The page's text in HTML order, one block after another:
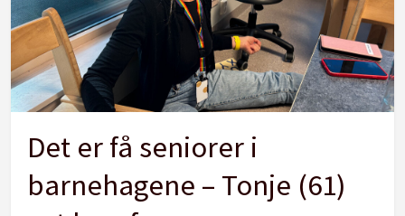
Det er få seniorer i
barnehagene – Tonje (61)